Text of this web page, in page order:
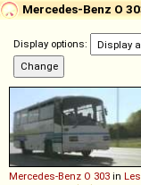
Mercedes-Benz O
Display options:
Mercedes-Benz O 303 in